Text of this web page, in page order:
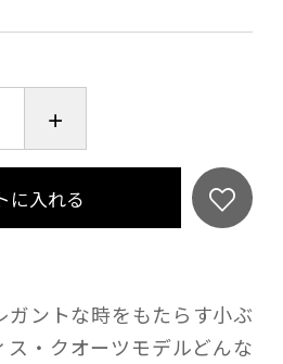
に入れる
ガントな時をもたらす小ぶ
ス・クオーツモデルどんな